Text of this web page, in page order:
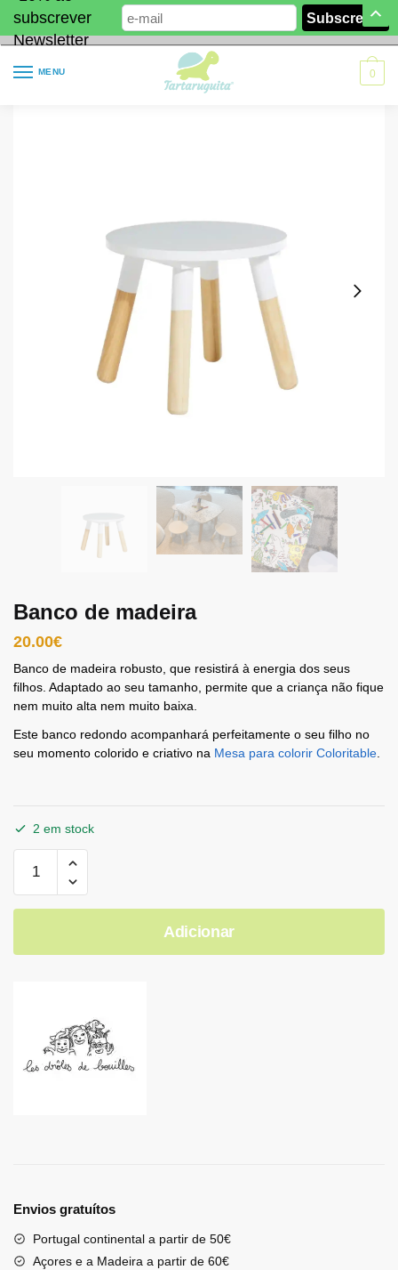
subscrever
Newsletter
MENU 0
Banco de madeira
20.00€
Banco de madeira robusto, que resistirá à energia dos seus
filhos. Adaptado ao seu tamanho, permite que a criança não fique
nem muito alta nem muito baixa.
Este banco redondo acompanhará perfeitamente o seu filho no
seu momento colorido e criativo na Mesa para colorir Coloritable
2 em stock
Adicionar
Envios gratuítos
Portugal continental a partir de 50€
Açores e a Madeira a partir de 60€